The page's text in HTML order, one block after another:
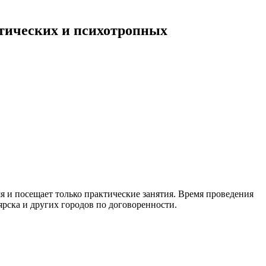
и психотропных
посещает только практические занятия. Время проведения
и других городов по договоренности.